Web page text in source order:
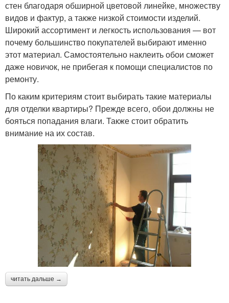
стен благодаря обширной цветовой линейке, множеству
видов и фактур, а также низкой стоимости изделий.
Широкий ассортимент и легкость использования — вот
почему большинство покупателей выбирают именно
этот материал. Самостоятельно наклеить обои сможет
даже новичок, не прибегая к помощи специалистов по
ремонту.
По каким критериям стоит выбирать такие материалы
для отделки квартиры? Прежде всего, обои должны не
бояться попадания влаги. Также стоит обратить
внимание на их состав.
читать дальше →